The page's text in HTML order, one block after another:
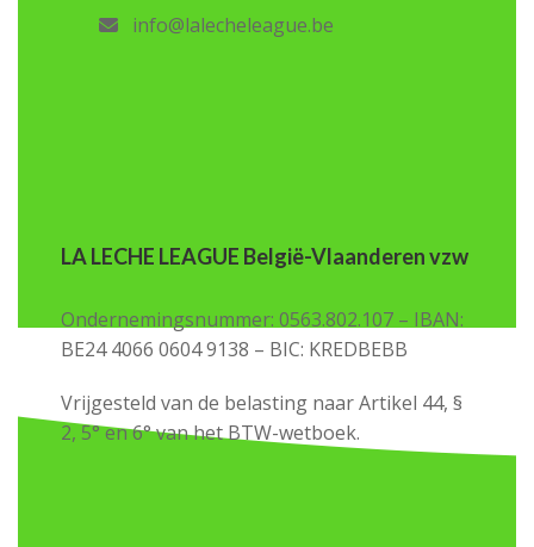
info@lalecheleague.be
LA LECHE LEAGUE België-Vlaanderen vzw
Ondernemingsnummer: 0563.802.107 – IBAN:
BE24 4066 0604 9138 – BIC: KREDBEBB
Vrijgesteld van de belasting naar Artikel 44, §
2, 5° en 6° van het BTW-wetboek.